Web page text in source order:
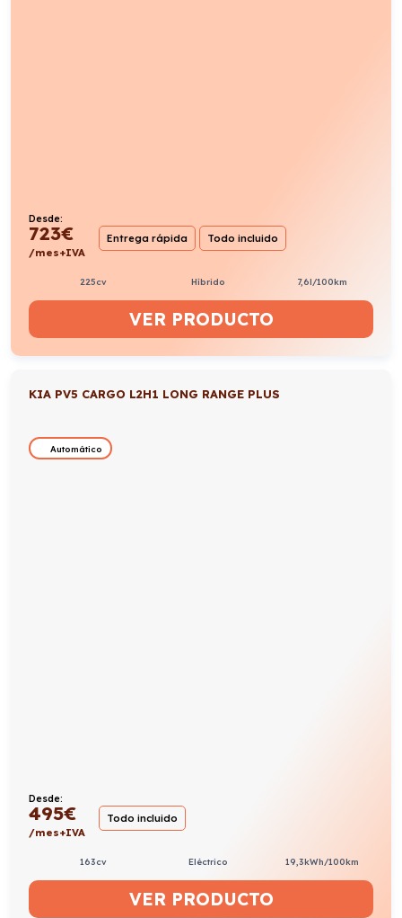
Desde:
723€
/mes+IVA
Entrega rápida Todo incluido
225cv Híbrido 7,6l/100km
VER PRODUCTO
KIA PV5 CARGO L2H1 LONG RANGE PLUS
Automático
Desde:
495€
/mes+IVA
Todo incluido
163cv Eléctrico 19,3kWh/100km
VER PRODUCTO